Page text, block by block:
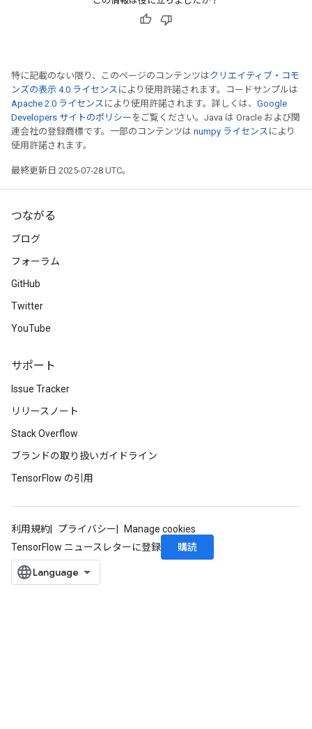
特に記載のない限り、このページのコンテンツはクリエイティブ・コモ
ンズの表示 4.0 ライセンス により使用許諾されます。コードサンプルは
Apache 2.0 ライセンス により使用許諾されます。詳しくは、 Google
Developers サイトのポリシー をご覧ください。Java は Oracle および関
連会社の登録商標です。一部のコンテンツは numpy ライセンス により
使用許諾されます。
最終更新日 2025-07-28 UTC。
つながる
ブログ
フォーラム
GitHub
Twitter
YouTube
サポート
Issue Tracker
リリースノート
Stack Overflow
ブランドの取り扱いガイドライン
TensorFlow の引用
利用規約 プライバシー
Manage cookies
TensorFlow ニュースレターに登録
購読